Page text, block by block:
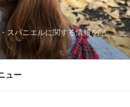
スパニエルに関する情報を記
ュー